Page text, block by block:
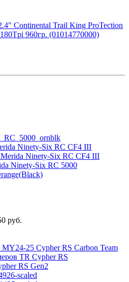
Continental Trail King ProTection
960гр. (01014770000)
Ninety-Six RC 5000
руб.